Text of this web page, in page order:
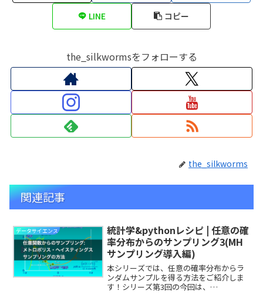
LINE コピー
the_silkwormsをフォローする
the_silkworms
関連記事
データサイエンス
統計学&pythonレシピ | 任意の確
率分布からのサンプリング3(MH
サンプリング導入編)
本シリーズでは、任意の確率分布からラ
ンダムサンプルを得る方法をご紹介しま
す！シリーズ第3回の今回は、